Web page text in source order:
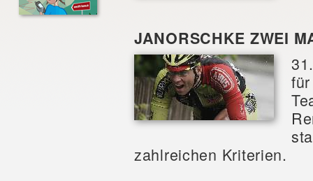
JANORSCHKE ZWEI
zahlreichen Kriterien.